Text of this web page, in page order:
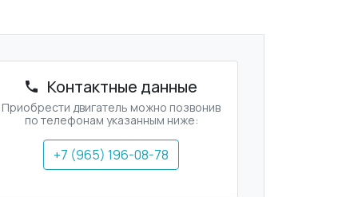
Контактные данные
Приобрести двигатель можно позвонив
по телефонам указанным ниже:
+7 (965) 196-08-78